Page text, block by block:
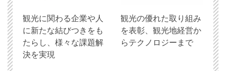
観光に関わる企業や人
に新たな結びつきをも
たらし、様々な課題解
決を実現
観光の優れた取り組み
を表彰、観光地経営か
らテクノロジーまで